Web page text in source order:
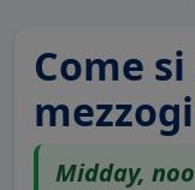
Come
Midday,